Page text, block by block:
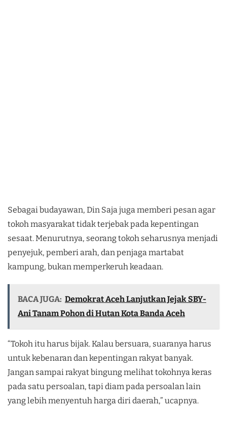
Sebagai budayawan, Din Saja juga memberi pesan agar
tokoh masyarakat tidak terjebak pada kepentingan
sesaat. Menurutnya, seorang tokoh seharusnya menjadi
penyejuk, pemberi arah, dan penjaga martabat
kampung, bukan memperkeruh keadaan.
BACA JUGA: Demokrat Aceh Lanjutkan Jejak SBY-
Ani Tanam Pohon di Hutan Kota Banda Aceh
“Tokoh itu harus bijak. Kalau bersuara, suaranya harus
untuk kebenaran dan kepentingan rakyat banyak.
Jangan sampai rakyat bingung melihat tokohnya keras
pada satu persoalan, tapi diam pada persoalan lain
yang lebih menyentuh harga diri daerah,” ucapnya.